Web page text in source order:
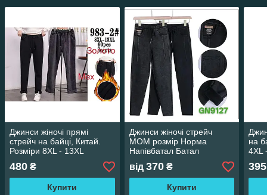
Джинси жіночі прямі
стрейч на байці, Китай.
Розміри 8XL - 13XL
480 ₴
Купити
Джинси жіночі стрейч
МОМ розмір Норма
Напівбатал Батал
від 370₴
Купити
на
4XL
395